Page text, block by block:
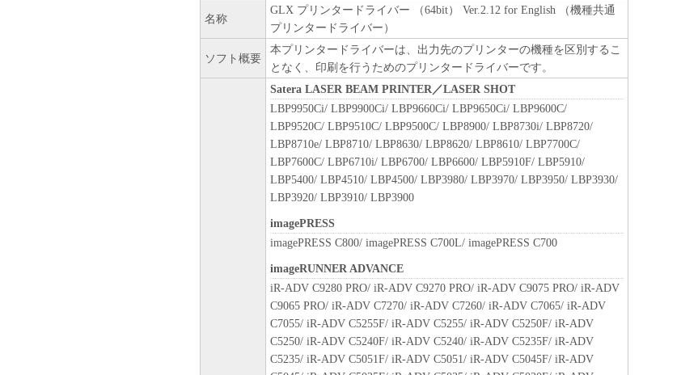
CANON'S SUBSIDIARIES OR AFFILIATES, THEIR DISTRIBUTORS DEALERS
OR CANON'S LICENSORS BE LIABLE FOR ANY DAMAGES WHATSOEVER
(INCLUDING WITHOUT LIMITATION, L OS S OF BUSINESS PROFITS, L OS S
OF BUSINESS INFORMATION, L OS S OF BUSINESS INTERRUPTION OR
OTHER COMPENSATORY, INCIDENTAL OR CONSEQUENTIAL DAMAGES)
ARISING OUT OF THE SOFTWARE, USE THEREOF OR INABILITY TO USE
THE SOFTWARE EVEN IF EITHER CANON, CANON'S SUBSIDIARIES OR
AFFILIATES, THEIR DISTRIBUTORS, DEALERS OR CANON'S LICENSORS
HAVE BEEN ADVISED OF THE P OS SIBILITY OF SUCH DAMAGES. SOME
STATES OR LEGAL JURISDICTIONS DO NOT ALLOW THE LIMITATION OR
EXCLUSION OF LIABILITY FOR INCIDENTAL OR CONSEQUENTIAL
DAMAGES, OR PERSONAL INJURY OR DEATH RESULTING FROM
NEGLIGENCE ON THE PART OF SELLER, SO THE ABOVE LIMITATION OR
EXCLUSION MAY NOT APPLY TO YOU.
APPLICABLE LAW, YOU HEREBY RELEASE CANON, CANON'S SUBSIDIARIES
AND AFFILIATES, THEIR DISTRIBUTORS, DEALERS AND CANON'S
LICENSORS FROM ANY AND ALL LIABILITY ARISING FROM OR RELATED TO
ALL CLAIMS CONCERNING THE SOFTWARE OR ITS USE.
This Agreement is effective upon your acceptance hereof by clicking the button
名称
GLX プリンタードライバー （64bit） Ver.2.12 for English （機種共通
プリンタードライバー）
ソフト概要
本プリンタードライバーは、出力先のプリンターの機種を区別するこ
となく、印刷を行うためのプリンタードライバーです。
Satera LASER BEAM PRINTER／LASER SHOT
LBP9950Ci/ LBP9900Ci/ LBP9660Ci/ LBP9650Ci/ LBP9600C/
LBP9520C/ LBP9510C/ LBP9500C/ LBP8900/ LBP8730i/ LBP8720/
LBP8710e/ LBP8710/ LBP8630/ LBP8620/ LBP8610/ LBP7700C/
LBP7600C/ LBP6710i/ LBP6700/ LBP6600/ LBP5910F/ LBP5910/
LBP5400/ LBP4510/ LBP4500/ LBP3980/ LBP3970/ LBP3950/ LBP3930/
LBP3920/ LBP3910/ LBP3900
imagePRESS
imagePRESS C800/ imagePRESS C700L/ imagePRESS C700
imageRUNNER ADVANCE
iR-ADV C9280 PRO/ iR-ADV C9270 PRO/ iR-ADV C9075 PRO/ iR-ADV
C9065 PRO/ iR-ADV C7270/ iR-ADV C7260/ iR-ADV C7065/ iR-ADV
C7055/ iR-ADV C5255F/ iR-ADV C5255/ iR-ADV C5250F/ iR-ADV
C5250/ iR-ADV C5240F/ iR-ADV C5240/ iR-ADV C5235F/ iR-ADV
C5235/ iR-ADV C5051F/ iR-ADV C5051/ iR-ADV C5045F/ iR-ADV